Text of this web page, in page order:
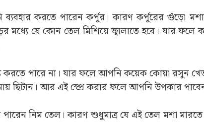
ব্যবহার করতে পারেন কর্পূর। কারণ কর্পূরের গুঁড়ো
যে কোন তেল মিশিয়ে জ্বালাতে হবে। যার ফলে
পারে না। যার ফলে আপনি কয়েক কোয়া রসুন
ছিটান। আর এই স্প্রে করার ফলে আপনি উপকার
নিম তেল। কারণ শুধুমাত্র যে এই তেল মশা